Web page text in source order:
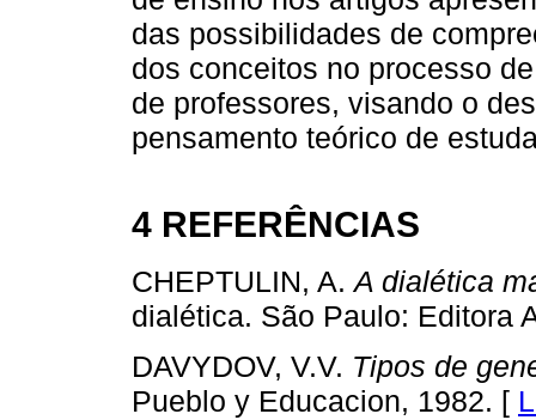
das possibilidades de
dos conceitos no processo
de professores, visando o
pensamento teórico de
4 REFERÊNCIAS
CHEPTULIN, A.A dialética
dialética. São Paulo: Editora
DAVYDOV, V.V. Tipos de
Pueblo y Educacion, 1982. [